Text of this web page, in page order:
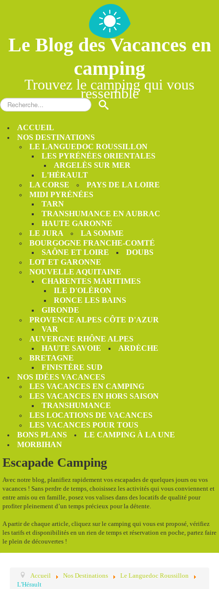
Le Blog des Vacances en
camping
Trouvez le camping qui vous
ressemble
Rechercher S
ACCUEIL
NOS DESTINATIONS
LE LANGUEDOC ROUSSILLON
LES PYRÉNÉES ORIENTALES
ARGELÈS SUR MER
L'HÉRAULT
LA CORSE
PAYS DE LA LOIRE
MIDI PYRÉNÉES
TARN
TRANSHUMANCE EN AUBRAC
HAUTE GARONNE
LE JURA
LA SOMME
BOURGOGNE FRANCHE-COMTÉ
SAÔNE ET LOIRE
DOUBS
LOT ET GARONNE
NOUVELLE AQUITAINE
CHARENTES MARITIMES
ILE D'OLÉRON
RONCE LES BAINS
GIRONDE
PROVENCE ALPES CÔTE D'AZUR
VAR
AUVERGNE RHÔNE ALPES
HAUTE SAVOIE
ARDÈCHE
BRETAGNE
FINISTÈRE SUD
NOS IDÉES VACANCES
LES VACANCES EN CAMPING
LES VACANCES EN HORS SAISON
TRANSHUMANCE
LES LOCATIONS DE VACANCES
LES VACANCES POUR TOUS
BONS PLANS
LE CAMPING À LA UNE
MORBIHAN
Escapade Camping
Avec notre blog, planifiez rapidement vos escapades de quelques jours ou vos
vacances ! Sans perdre de temps, choisissez les activités qui vous conviennent et
entre amis ou en famille, posez vos valises dans des locatifs de qualité pour
profiter pleinement d’un temps précieux pour la détente.
A partir de chaque article, cliquez sur le camping qui vous est proposé, vérifiez
les tarifs et disponibilités en un rien de temps et réservation en poche, partez faire
le plein de découvertes !
Accueil Nos Destinations
Le Languedoc Roussillon
L'Hérault